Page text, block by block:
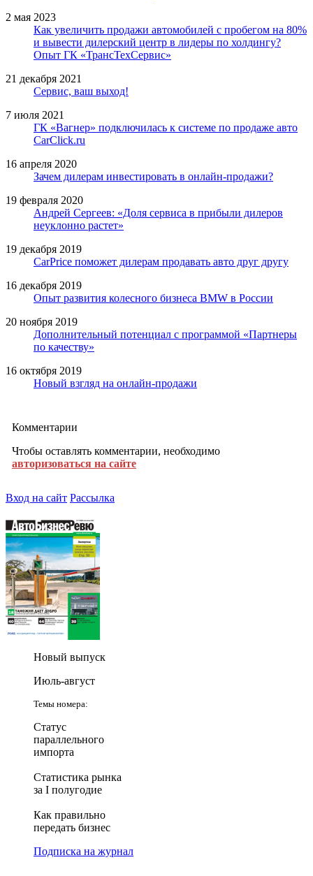
2 мая 2023
Как увеличить продажи автомобилей с пробегом на 80%
и вывести дилерский центр в лидеры по холдингу?
Опыт ГК «ТрансТехСервис»
21 декабря 2021
Сервис, ваш выход!
7 июля 2021
ГК «Вагнер» подключилась к системе по продаже авто
CarCliсk.ru
16 апреля 2020
Зачем дилерам инвестировать в онлайн-продажи?
19 февраля 2020
Андрей Сергеев: «Доля сервиса в прибыли дилеров
неуклонно растет»
19 декабря 2019
CarPrice поможет дилерам продавать авто друг другу
16 декабря 2019
Опыт развития колесного бизнеса BMW в России
20 ноября 2019
Дополнительный потенциал с программой «Партнеры
по качеству»
16 октября 2019
Новый взгляд на онлайн-продажи
Комментарии
Чтобы оставлять комментарии, необходимо
авторизоваться на сайте
Вход на сайт Рассылка
Новый выпуск
Июль-август
Темы номера:
Статус
параллельного
импорта
Статистика рынка
за I полугодие
Как правильно
передать бизнес
Подписка на журнал